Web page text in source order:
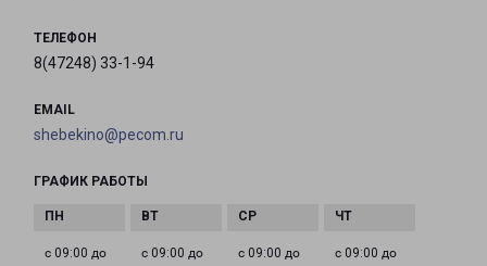
ТЕЛЕФОН
8(47248) 33-1-94
EMAIL
shebekino@pecom.ru
ГРАФИК РАБОТЫ
с 09:00 до
с 09:00 до
с 09:00 до
с 09:00 до